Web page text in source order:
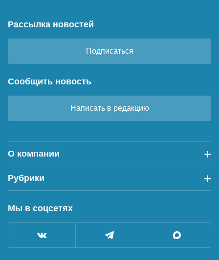
Рассылка новостей
Подписаться
Сообщить новость
Написать в редакцию
О компании
Рубрики
Мы в соцсетях